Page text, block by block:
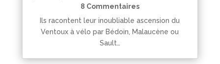
8 Commentaires
Ils racontent leur inoubliable ascension du
Ventoux à vélo par Bédoin, Malaucène ou
Sault…